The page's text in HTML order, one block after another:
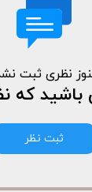
نظری ثبت
باشید که
ثبت نظر